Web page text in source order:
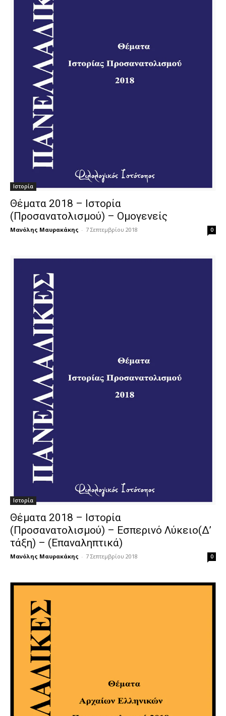
Ιστορία
Θέματα 2018 – Ιστορία
(Προσανατολισμού) – Ομογενείς
Μανόλης Μαυρακάκης - 7 Σεπτεμβρίου 2018 0
Ιστορία
Θέματα 2018 – Ιστορία
(Προσανατολισμού) – Εσπερινό Λύκειο(Δ’
τάξη) – (Επαναληπτικά)
Μανόλης Μαυρακάκης - 7 Σεπτεμβρίου 2018 0